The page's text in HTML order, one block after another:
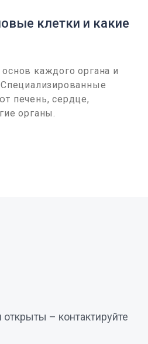
клетки и какие
каждого органа и
печень, сердце,
органы.
– контактируйте